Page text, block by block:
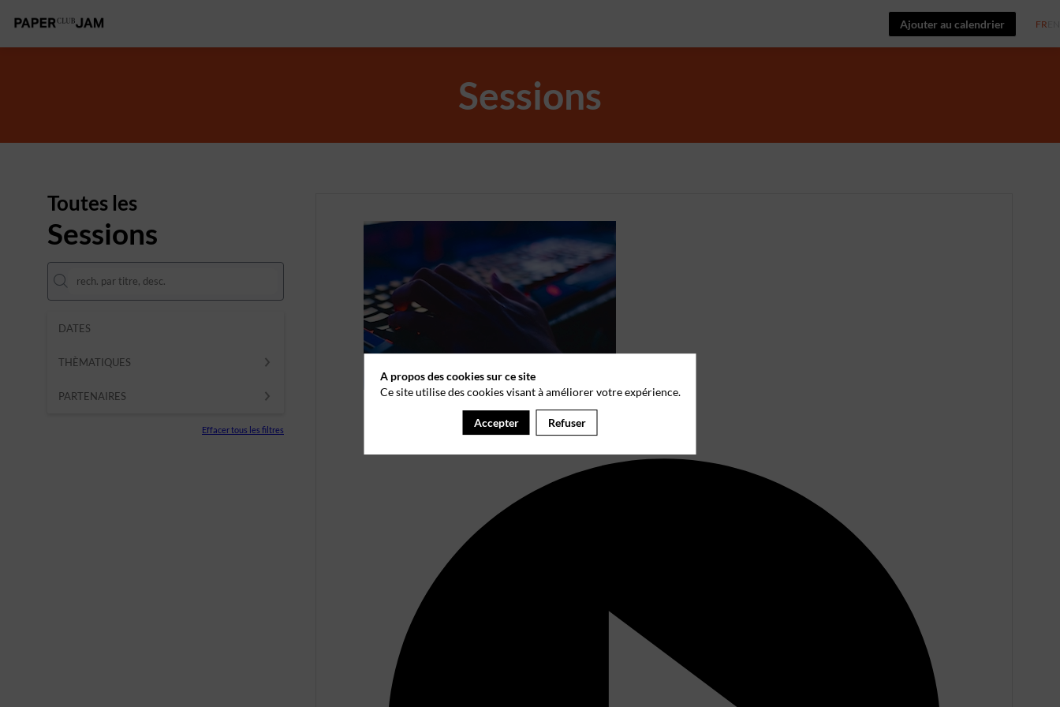
Ajouter au calendrier FR
Sessions
Toutes les
Sessions
DATES
THÈMATIQUES
PARTENAIRES
Effacer tous les filtres
A propos des cookies sur ce site
Ce site utilise des cookies visant à améliorer votre expérience.
Accepter Refuser